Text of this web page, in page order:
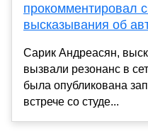
прокомментировал
высказывания об
Сарик Андреасян,
вызвали резонанс в
была опубликована
встрече со студе...